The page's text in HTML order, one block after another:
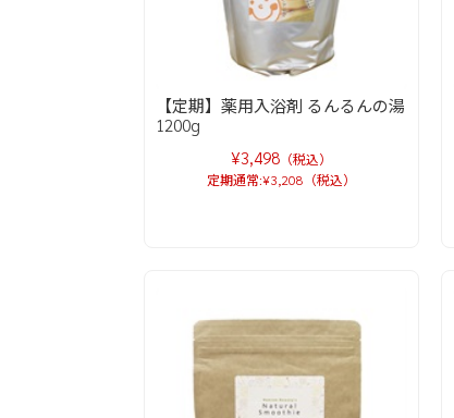
【定期】薬用入浴剤 るんるんの湯
1200g
¥3,498 （税込）
定期通常:¥3,208（税込）